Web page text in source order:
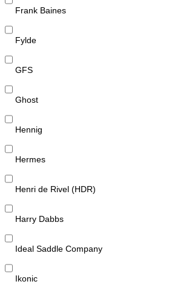
Frank Baines
Fylde
GFS
Ghost
Hennig
Hermes
Henri de Rivel (HDR)
Harry Dabbs
Ideal Saddle Company
Ikonic